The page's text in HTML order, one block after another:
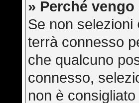
» Perché
Se non selezioni
terrà connesso
che qualcuno
connesso,
non è